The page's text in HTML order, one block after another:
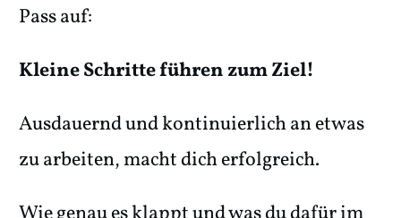
Pass auf:
Kleine Schritte führen zum Ziel!
Ausdauernd und kontinuierlich an etwas
zu arbeiten, macht dich erfolgreich.